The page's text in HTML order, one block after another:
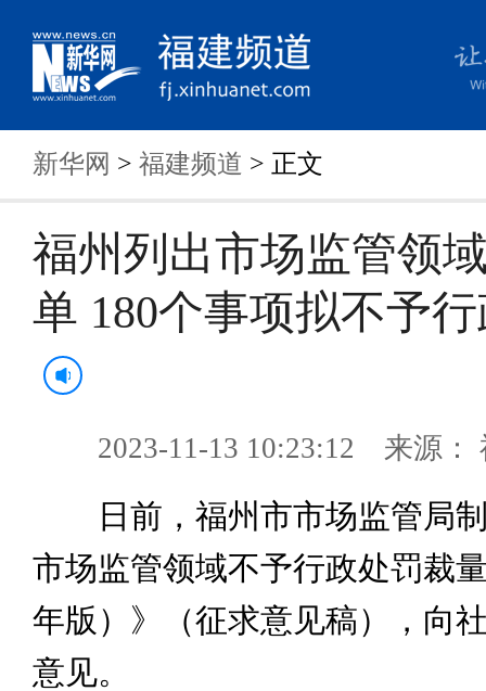
新华网 > 福建频道 > 正文
福州列出市场监管领
单 180个事项拟不予
2023-11-13 10:23:12 来源：
日前，福州市市场监管局制
市场监管领域不予行政处罚裁
年版）》（征求意见稿），向
意见。